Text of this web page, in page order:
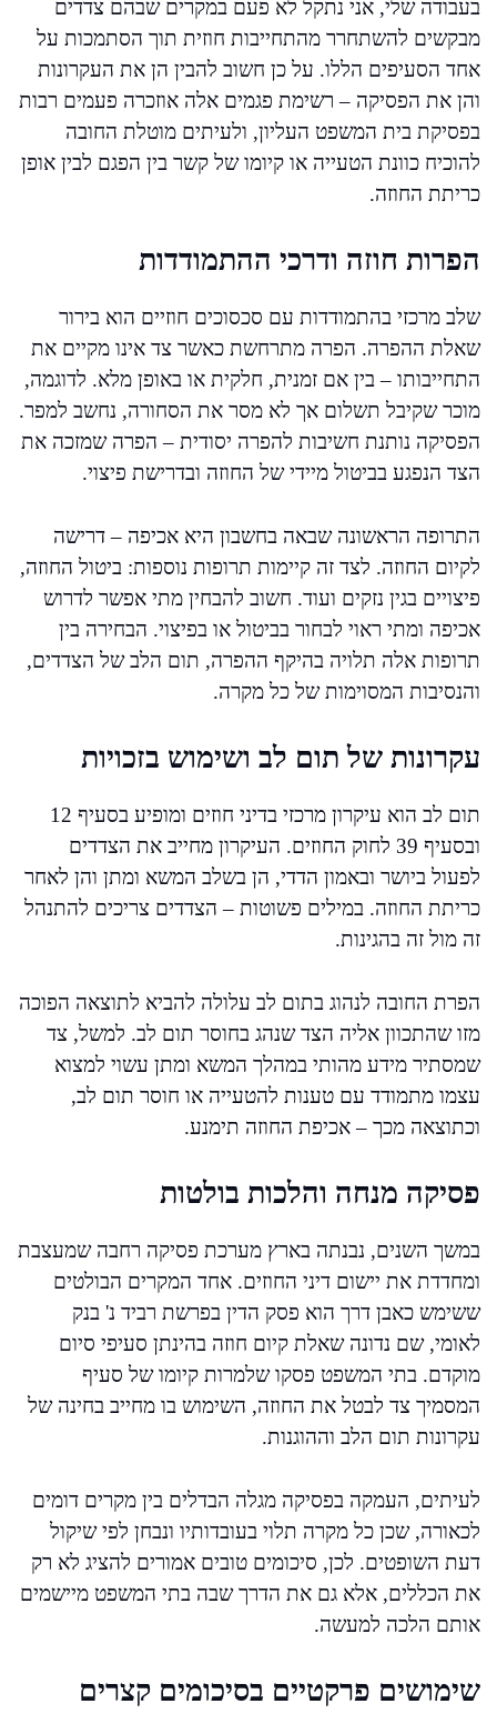
בעבודה שלי, אני נתקל לא פעם במקרים שבהם צדדים
מבקשים להשתחרר מהתחייבות חוזית תוך הסתמכות על
אחד הסעיפים הללו. על כן חשוב להבין הן את העקרונות
והן את הפסיקה – רשימת פגמים אלה אוזכרה פעמים רבות
בפסיקת בית המשפט העליון, ולעיתים מוטלת החובה
להוכיח כוונת הטעייה או קיומו של קשר בין הפגם לבין אופן
כריתת החוזה.
הפרות חוזה ודרכי ההתמודדות
שלב מרכזי בהתמודדות עם סכסוכים חוזיים הוא בירור
שאלת ההפרה. הפרה מתרחשת כאשר צד אינו מקיים את
התחייבותו – בין אם זמנית, חלקית או באופן מלא. לדוגמה,
מוכר שקיבל תשלום אך לא מסר את הסחורה, נחשב למפר.
הפסיקה נותנת חשיבות להפרה יסודית – הפרה שמזכה את
הצד הנפגע בביטול מיידי של החוזה ובדרישת פיצוי.
התרופה הראשונה שבאה בחשבון היא אכיפה – דרישה
לקיום החוזה. לצד זה קיימות תרופות נוספות: ביטול החוזה,
פיצויים בגין נזקים ועוד. חשוב להבחין מתי אפשר לדרוש
אכיפה ומתי ראוי לבחור בביטול או בפיצוי. הבחירה בין
תרופות אלה תלויה בהיקף ההפרה, תום הלב של הצדדים,
והנסיבות המסוימות של כל מקרה.
עקרונות של תום לב ושימוש בזכויות
תום לב הוא עיקרון מרכזי בדיני חוזים ומופיע בסעיף 12
ובסעיף 39 לחוק החוזים. העיקרון מחייב את הצדדים
לפעול ביושר ובאמון הדדי, הן בשלב המשא ומתן והן לאחר
כריתת החוזה. במילים פשוטות – הצדדים צריכים להתנהל
זה מול זה בהגינות.
הפרת החובה לנהוג בתום לב עלולה להביא לתוצאה הפוכה
מזו שהתכוון אליה הצד שנהג בחוסר תום לב. למשל, צד
שמסתיר מידע מהותי במהלך המשא ומתן עשוי למצוא
עצמו מתמודד עם טענות להטעייה או חוסר תום לב,
וכתוצאה מכך – אכיפת החוזה תימנע.
פסיקה מנחה והלכות בולטות
במשך השנים, נבנתה בארץ מערכת פסיקה רחבה שמעצבת
ומחדדת את יישום דיני החוזים. אחד המקרים הבולטים
ששימש כאבן דרך הוא פסק הדין בפרשת רביד נ' בנק
לאומי, שם נדונה שאלת קיום חוזה בהינתן סעיפי סיום
מוקדם. בתי המשפט פסקו שלמרות קיומו של סעיף
המסמיך צד לבטל את החוזה, השימוש בו מחייב בחינה של
עקרונות תום הלב וההוגנות.
לעיתים, העמקה בפסיקה מגלה הבדלים בין מקרים דומים
לכאורה, שכן כל מקרה תלוי בעובדותיו ונבחן לפי שיקול
דעת השופטים. לכן, סיכומים טובים אמורים להציג לא רק
את הכללים, אלא גם את הדרך שבה בתי המשפט מיישמים
אותם הלכה למעשה.
שימושים פרקטיים בסיכומים קצרים